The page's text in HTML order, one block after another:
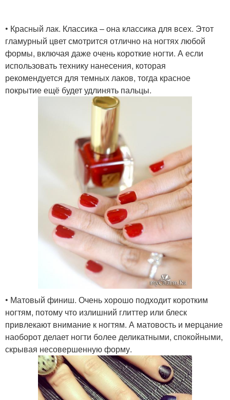
• Красный лак. Классика – она классика для всех. Этот
гламурный цвет смотрится отлично на ногтях любой
формы, включая даже очень короткие ногти. А если
использовать технику нанесения, которая
рекомендуется для темных лаков, тогда красное
покрытие ещё будет удлинять пальцы.
• Матовый финиш. Очень хорошо подходит коротким
ногтям, потому что излишний глиттер или блеск
привлекают внимание к ногтям. А матовость и мерцание
наоборот делает ногти более деликатными, спокойными,
скрывая несовершенную форму.